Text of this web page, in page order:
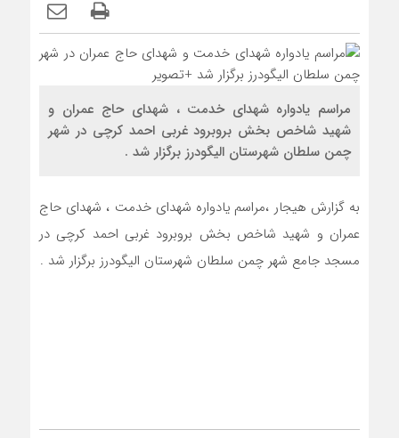
مراسم یادواره شهدای خدمت ، شهدای حاج عمران و
شهید شاخص بخش بروبرود غربی احمد کرچی در شهر
چمن سلطان شهرستان الیگودرز برگزار شد .
به گزارش هیجار ،مراسم یادواره شهدای خدمت ، شهدای حاج
عمران و شهید شاخص بخش بروبرود غربی احمد کرچی در
مسجد جامع شهر چمن سلطان شهرستان الیگودرز برگزار شد .